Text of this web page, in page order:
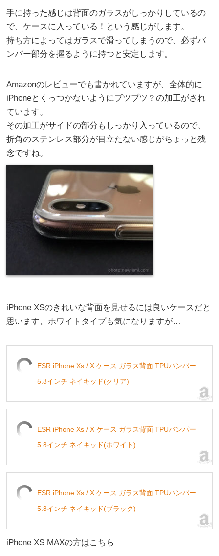
手に持った感じは背面のガラスがしっかりしているの
で、ケースに入っている！という感じがします。
持ち方によってはガラスで滑ってしまうので、必ずバ
ンパー部分を握るように持つと安定します。
Amazonのレビューでも書かれていますが、全体的に
iPhoneとくっつかないようにブツブツ？の加工がされ
ています。
その加工がサイドの部分もしっかり入っているので、
折角のステンレス部分が目立たない感じがちょっと残
念ですね。
iPhone XSのきれいな背面を見せるには良いケースだと
思います。ホワイトタイプも気になりますが…
ESR iPhone Xs / X ケース ガラス背面 TPUバンパー
5.8インチ ネイキッド(クリア)
ESR iPhone Xs / X ケース ガラス背面 TPUバンパー
5.8インチ ネイキッド(ホワイト)
ESR iPhone Xs / X ケース ガラス背面 TPUバンパー
5.8インチ ネイキッド(ブラック)
iPhone XS MAXの方はこちら